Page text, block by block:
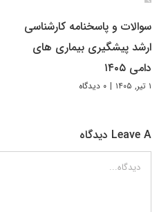
سوالات و پاسخنامه کارشناسی
ارشد پیشگیری بیماری های
دامی ۱۴۰۵
۱ تیر, ۱۴۰۵ | ۰ دیدگاه
Leave A دیدگاه
دیدگاه